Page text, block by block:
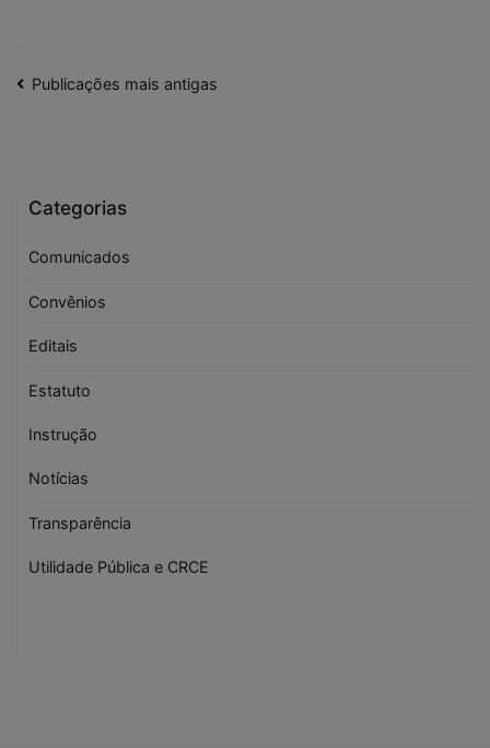
Navegação
Publicações mais antigas
Categorias
Comunicados
Convênios
Editais
Estatuto
Instrução
Notícias
Transparência
Utilidade Pública e CRCE